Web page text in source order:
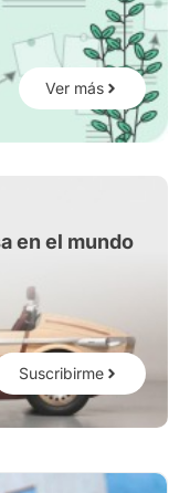
Ver más
en el mundo
Suscribirme